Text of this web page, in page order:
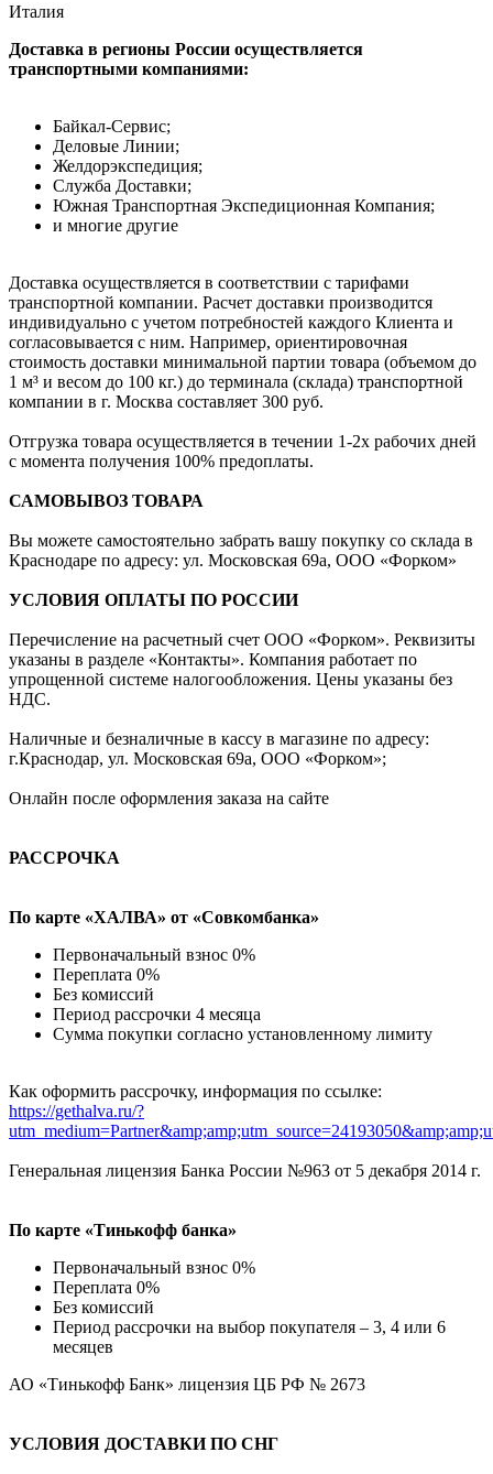
Италия
Доставка в регионы России осуществляется
транспортными компаниями:
Байкал-Сервис;
Деловые Линии;
Желдорэкспедиция;
Служба Доставки;
Южная Транспортная Экспедиционная Компания;
и многие другие
Доставка осуществляется в соответствии с тарифами
транспортной компании. Расчет доставки производится
индивидуально с учетом потребностей каждого Клиента и
согласовывается с ним. Например, ориентировочная
стоимость доставки минимальной партии товара (объемом до
1 м³ и весом до 100 кг.) до терминала (склада) транспортной
компании в г. Москва составляет 300 руб.
Отгрузка товара осуществляется в течении 1-2х рабочих дней
с момента получения 100% предоплаты.
САМОВЫВОЗ ТОВАРА
Вы можете самостоятельно забрать вашу покупку со склада в
Краснодаре по адресу: ул. Московская 69а, ООО «Форком»
УСЛОВИЯ ОПЛАТЫ ПО РОССИИ
Перечисление на расчетный счет ООО «Форком». Реквизиты
указаны в разделе «Контакты». Компания работает по
упрощенной системе налогообложения. Цены указаны без
НДС.
Наличные и безналичные в кассу в магазине по адресу:
г.Краснодар, ул. Московская 69а, ООО «Форком»;
Онлайн после оформления заказа на сайте
РАССРОЧКА
По карте «ХАЛВА» от «Совкомбанка»
Первоначальный взнос 0%
Переплата 0%
Без комиссий
Период рассрочки 4 месяца
Сумма покупки согласно установленному лимиту
Как оформить рассрочку, информация по ссылке:
https://gethalva.ru/?
Генеральная лицензия Банка России №963 от 5 декабря 2014 г.
По карте «Тинькофф банка»
Первоначальный взнос 0%
Переплата 0%
Без комиссий
Период рассрочки на выбор покупателя – 3, 4 или 6
месяцев
АО «Тинькофф Банк» лицензия ЦБ РФ № 2673
УСЛОВИЯ ДОСТАВКИ ПО СНГ